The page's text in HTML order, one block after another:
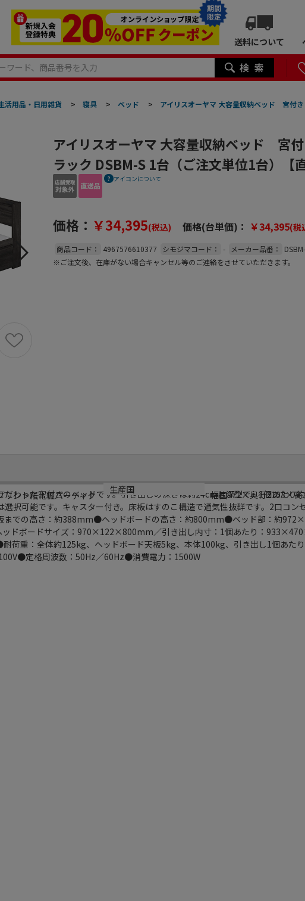
期間
限定
送料について
活用品・日用雑貨 > 寝具 > ベッド > アイリスオーヤマ 大容量収納ベッド 宮付
アイリスオーヤマ 大容量収納ベッド 宮
ラック DSBM-S 1台（ご注文単位1台）【
アイコンについて
価格： ￥34,395(税込) 価格(台単価)： ￥34,395(税
商品コード： 4967576610377 シモジマコード： - メーカー品番：
※ご注文後、在庫がない場合キャンセル等のご連絡をさせていただきます。
わった宮付きのベッドです。引き出しの深さは約24cmと深型で、1個あたり約
選択可能です。キャスター付き。床板はすのこ構造で通気性抜群です。2口コン
までの高さ：約388mm●ヘッドボードの高さ：約800mm●ベッド部：約
ッドボードサイズ：970×122×800mm／引き出し内寸：1個あたり：
荷重：全体約125kg、ヘッドボード天板5kg、本体100kg、引き出し1個あた
定格周波数：50Hz／60Hz●消費電力：1500W
サイズ
幅約972×奥行2103×高
リント紙化粧パーティク
生産国
中国